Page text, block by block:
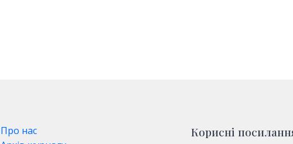
Про нас
Корисні